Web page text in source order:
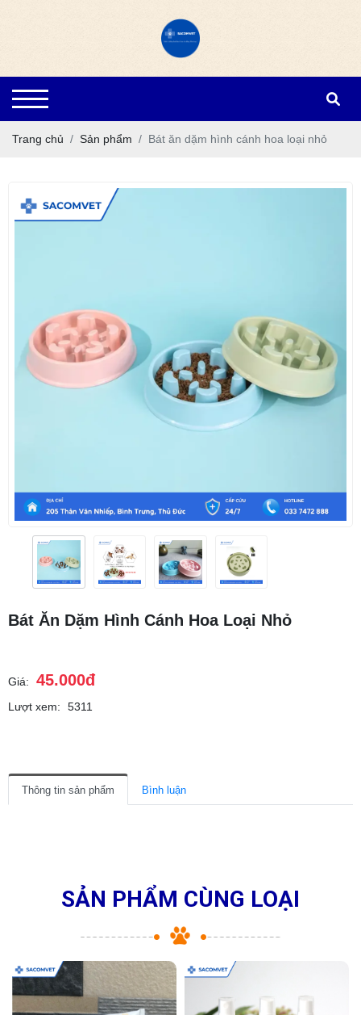
Trang chủ Sản phẩm Bát ăn dặm hình cánh hoa loại nhỏ
Bát Ăn Dặm Hình Cánh Hoa Loại Nhỏ
Giá: 45.000đ
Lượt xem: 5311
Thông tin sản phẩm Bình luận
SẢN PHẨM CÙNG LOẠI